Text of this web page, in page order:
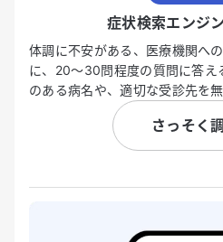
症状検索エンジ
体調に不安がある、医療機関へ
に、20〜30問程度の質問に答え
のある病名や、適切な受診先を
さっそく